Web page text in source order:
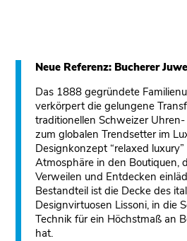
Neue Referenz: Bucherer
Das 1888 gegründete
verkörpert die gelungene
traditionellen Schweizer
zum globalen Trendsetter im
Designkonzept “relaxed
Atmosphäre in den Boutiquen,
Verweilen und Entdecken
Bestandteil ist die Decke des
Designvirtuosen Lissoni, in die
Technik für ein Höchstmaß an
hat.